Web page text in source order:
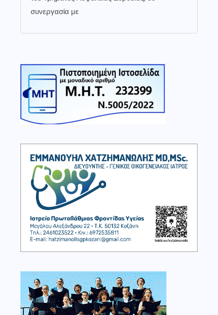
συνεργασία με